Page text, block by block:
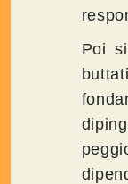
Poi